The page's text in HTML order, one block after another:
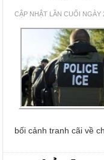
CẬP NHẬT LẦN CUỐI NGÀY
bối cảnh tranh cãi về